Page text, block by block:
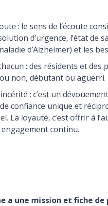
: le sens de l’écoute
d’urgence, l’état de
d’Alzheimer) et les
: des résidents et des
non, débutant ou aguerri.
: c’est un
confiance unique et
La loyauté, c’est offrir à
continu.
a une mission et fiche